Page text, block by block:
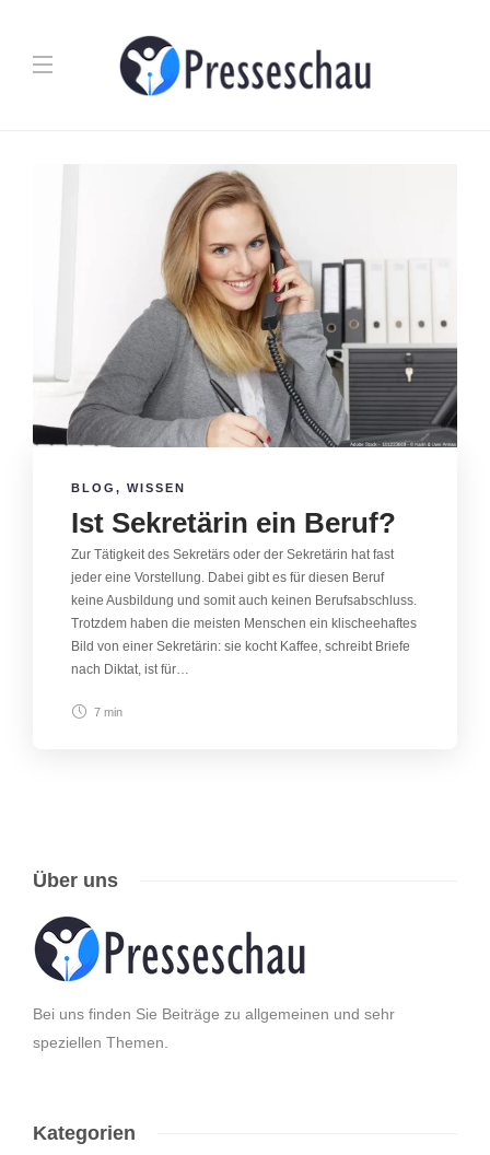
BLOG , WISSEN
Ist Sekretärin ein Beruf?
Zur Tätigkeit des Sekretärs oder der Sekretärin hat fast
jeder eine Vorstellung. Dabei gibt es für diesen Beruf
keine Ausbildung und somit auch keinen Berufsabschluss.
Trotzdem haben die meisten Menschen ein klischeehaftes
Bild von einer Sekretärin: sie kocht Kaffee, schreibt Briefe
nach Diktat, ist für…
7 min
Über uns
Bei uns finden Sie Beiträge zu allgemeinen und sehr
speziellen Themen.
Kategorien